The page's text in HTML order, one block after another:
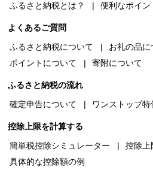
ふるさと納税とは？
便利なポイン
よくあるご質問
ふるさと納税について
お礼の品に
ポイントについて
寄附について
ふるさと納税の流れ
確定申告について
ワンストップ
控除上限を計算する
簡単税控除シミュレーター
控除上
具体的な控除額の例